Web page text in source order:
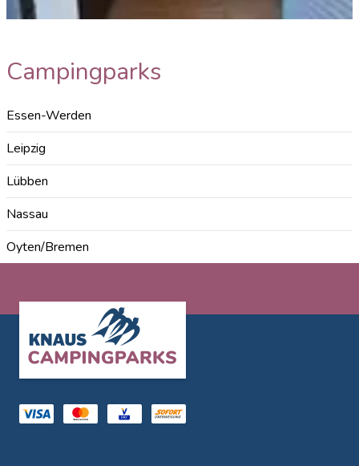
Campingparks
Essen-Werden
Leipzig
Lübben
Nassau
Oyten/Bremen